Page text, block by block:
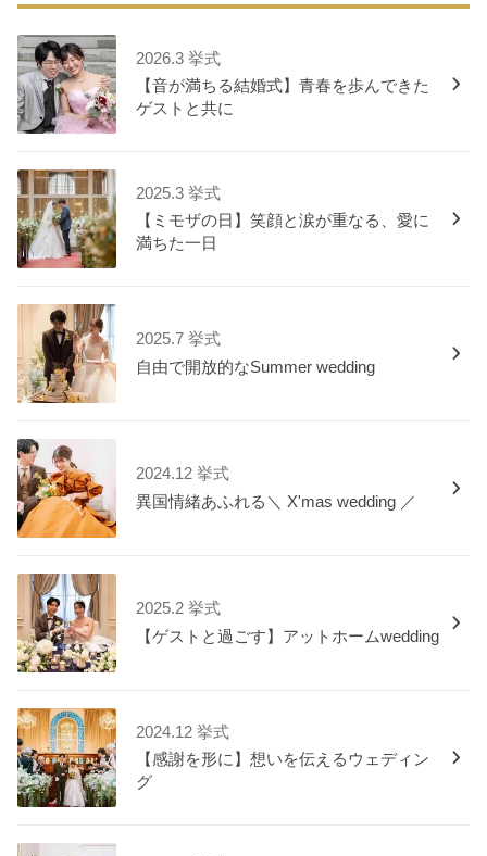
2026.3 挙式
【音が満ちる結婚式】青春を歩んできた
ゲストと共に
2025.3 挙式
【ミモザの日】笑顔と涙が重なる、愛に
満ちた一日
2025.7 挙式
自由で開放的なSummer wedding
2024.12 挙式
異国情緒あふれる＼ X'mas wedding ／
2025.2 挙式
【ゲストと過ごす】アットホームwedding
2024.12 挙式
【感謝を形に】想いを伝えるウェディン
グ